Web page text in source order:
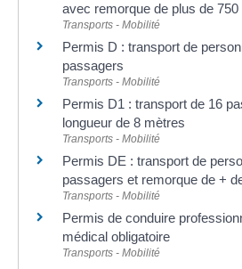
avec remorque de plus de 750
Transports - Mobilité
Permis D : transport de
passagers
Transports - Mobilité
Permis D1 : transport de 16
longueur de 8 mètres
Transports - Mobilité
Permis DE : transport de
passagers et remorque de +
Transports - Mobilité
Permis de conduire
médical obligatoire
Transports - Mobilité